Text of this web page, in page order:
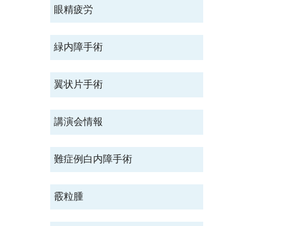
眼精疲労
緑内障手術
翼状片手術
講演会情報
難症例白内障手術
霰粒腫